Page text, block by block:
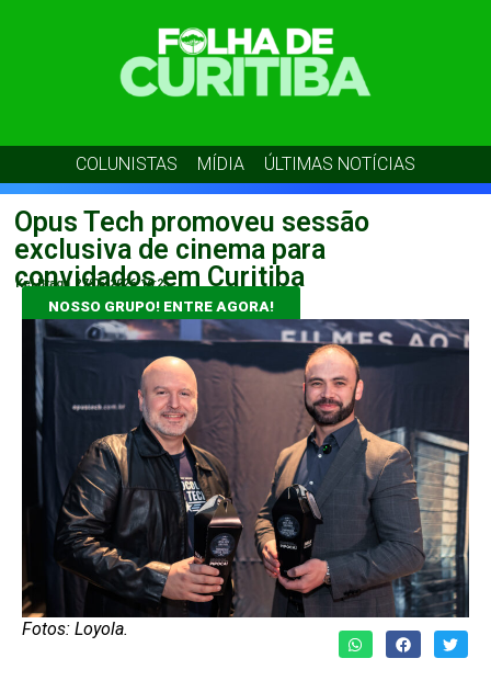
COLUNISTAS MÍDIA ÚLTIMAS NOTÍCIAS
Opus Tech promoveu sessão
exclusiva de cinema para
convidados em Curitiba
Kel Braga 27/05/2026 16:25
NOSSO GRUPO! ENTRE AGORA!
Fotos: Loyola.